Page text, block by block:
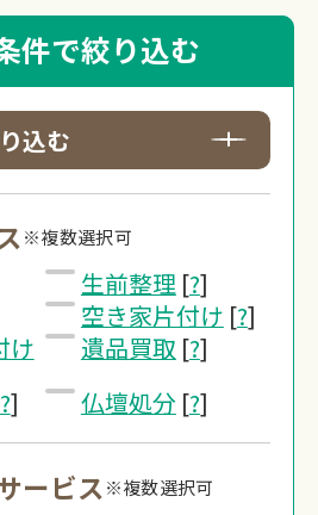
件で絞り込む
込む
※複数選択可
生前整理 [?]
空き家片付け [?]
け
遺品買取 [?]
?] 仏壇処分 [?]
ービス※複数選択可